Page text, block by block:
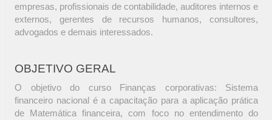
empresas, profissionais de contabilidade, auditores internos e
externos, gerentes de recursos humanos, consultores,
advogados e demais interessados.
OBJETIVO GERAL
O objetivo do curso Finanças corporativas: Sistema
financeiro nacional é a capacitação para a aplicação prática
de Matemática financeira, com foco no entendimento do